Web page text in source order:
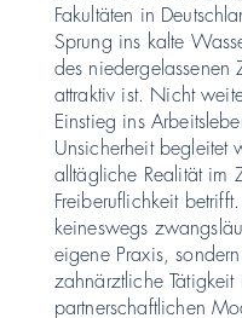
Türkiye
United Kingdom
ASIA PACIFIC
Australia
Fakultäten in
Sprung ins kalte
des niedergelassenen
attraktiv ist. Nicht
Einstieg ins
Unsicherheit
alltägliche Realität im
Freiberuflichkeit
keineswegs
eigene Praxis,
zahnärztliche Tätigkeit
partnerschaftlichen